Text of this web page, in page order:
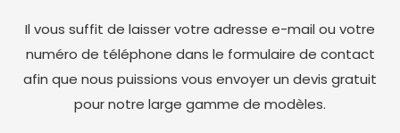
Il vous suffit de laisser votre adresse e-mail ou votre
numéro de téléphone dans le formulaire de contact
afin que nous puissions vous envoyer un devis gratuit
pour notre large gamme de modèles.